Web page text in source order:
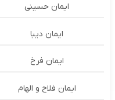
ایمان حسینی
ایمان دیبا
ایمان فرخ
ایمان فلاح و الهام